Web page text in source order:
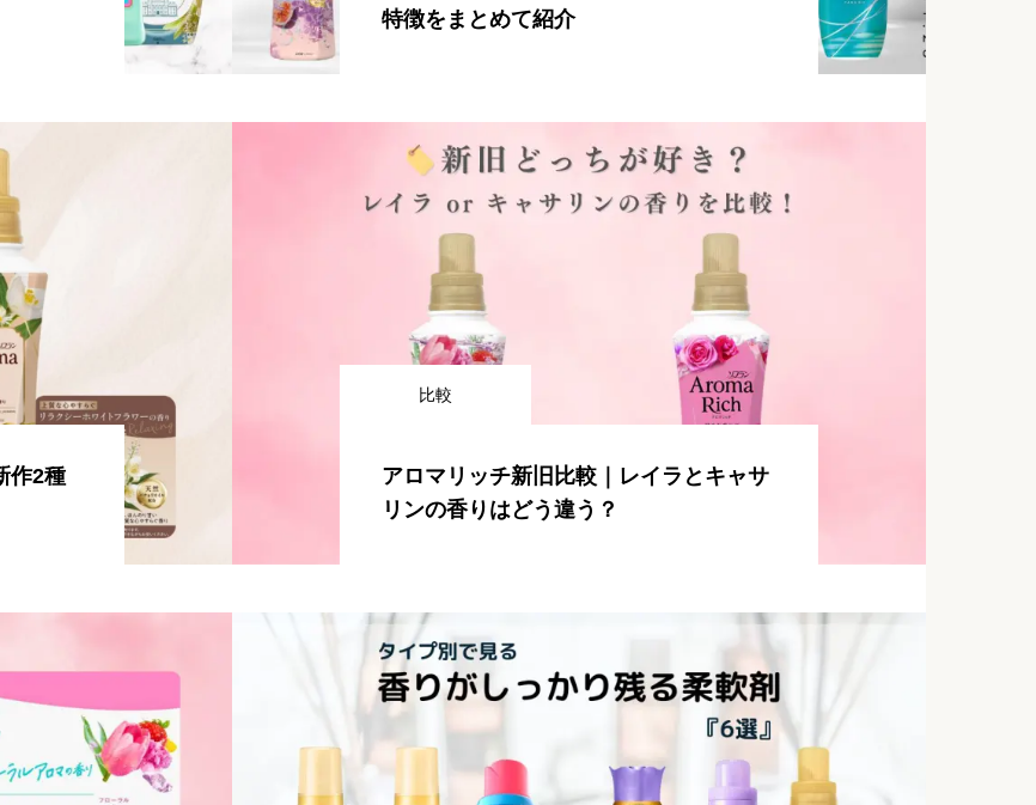
特徴をまとめて紹介
作2種
比較
アロマリッチ新旧比較｜レイラとキャサ
リンの香りはどう違う？